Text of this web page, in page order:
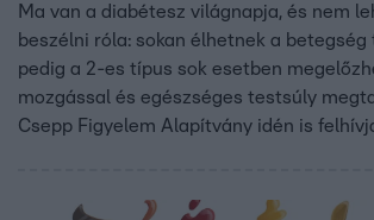
Ma van a diabétesz világnapja, és nem
beszélni róla: sokan élhetnek a betegség
pedig a 2-es típus sok esetben
mozgással és egészséges testsúly
Csepp Figyelem Alapítvány idén is
elhízás és a diabétesz megelőzéséről,